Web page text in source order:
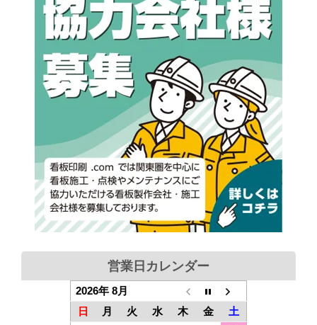
営業日カレンダー
2026年 8月
日
月 火 水 木 金
土